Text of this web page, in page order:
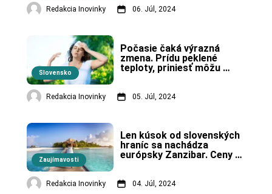
Redakcia Inovinky 06. Júl, 2024
Slovensko
Počasie čaká výrazná
zmena. Prídu peklené
teploty, priniesť môžu
Redakcia Inovinky 05. Júl, 2024
Zaujímavosti
Len kúsok od slovenských
hraníc sa nachádza
európsky Zanzibar. Ceny
Redakcia Inovinky 04. Júl, 2024